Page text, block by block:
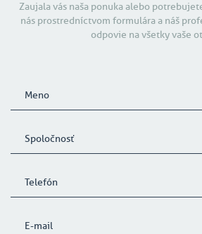
Zaujala vás naša ponuka alebo
nás prostredníctvom formulára a náš
odpovie na všetky vaše